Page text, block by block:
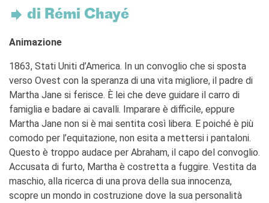
CINEMA
ÉCOLE & UNIVERSITÉ
Séjours linguistiques en
France
Étudier en France
PARTENARIATS
Le cercle des amis
QUI SOMMES-NOUS ?
Contatti
L'Institut français Italia
di Rémi Chayé
Animazione
1863, Stati Uniti d’America. In un convoglio che si sposta
verso Ovest con la speranza di una vita migliore, il padre di
Martha Jane si ferisce. È lei che deve guidare il carro di
famiglia e badare ai cavalli. Imparare è difficile, eppure
Martha Jane non si è mai sentita così libera. E poiché è più
comodo per l’equitazione, non esita a mettersi i pantaloni.
Questo è troppo audace per Abraham, il capo del convoglio.
Accusata di furto, Martha è costretta a fuggire. Vestita da
maschio, alla ricerca di una prova della sua innocenza,
scopre un mondo in costruzione dove la sua personalità